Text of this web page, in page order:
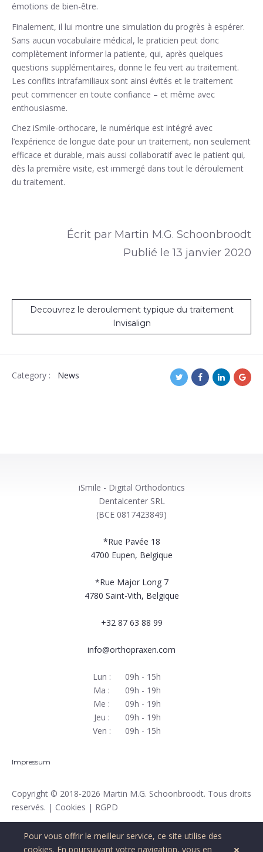
émotions de bien-être.
Finalement, il lui montre une simulation du progrès à espérer.
Sans aucun vocabulaire médical, le praticien peut donc
complètement informer la patiente, qui, après quelques
questions supplémentaires, donne le feu vert au traitement.
Les conflits intrafamiliaux sont ainsi évités et le traitement
peut commencer en toute confiance – et même avec
enthousiasme.
Chez iSmile-orthocare, le numérique est intégré avec
l’expérience de longue date pour un traitement, non seulement
efficace et durable, mais aussi collaboratif avec le patient qui,
dès la première visite, est immergé dans tout le déroulement
du traitement.
Écrit par Martin M.G. Schoonbroodt
Publié le 13 janvier 2020
Decouvrez le deroulement typique du traitement
Invisalign
Category : News
iSmile - Digital Orthodontics
Dentalcenter SRL
(BCE 0817423849)
*Rue Pavée 18
4700 Eupen, Belgique
*Rue Major Long 7
4780 Saint-Vith, Belgique
+32 87 63 88 99
info@orthopraxen.com
Lun :
09h - 15h
Ma :
09h - 19h
Me :
09h - 19h
Jeu :
09h - 19h
Ven :
09h - 15h
Impressum
Copyright © 2018-2026 Martin M.G. Schoonbroodt. Tous droits
reservés. | Cookies | RGPD
Pour vous offrir le meilleur service, ce site utilise des
cookies. En poursuivant votre navigation, vous en